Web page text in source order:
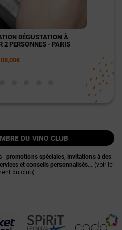
DÉGUSTATION À
2 PERSONNES - PARIS
du vino club
: promotions spéciales, invitations à des
et conseils personnalisés… (voir le
du club)